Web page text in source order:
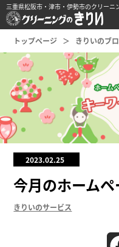
三重県松阪市・津市・伊勢市のクリーニ
トップページ きりいのブ
2023.02.25
今月のホームペ
きりいのサービス